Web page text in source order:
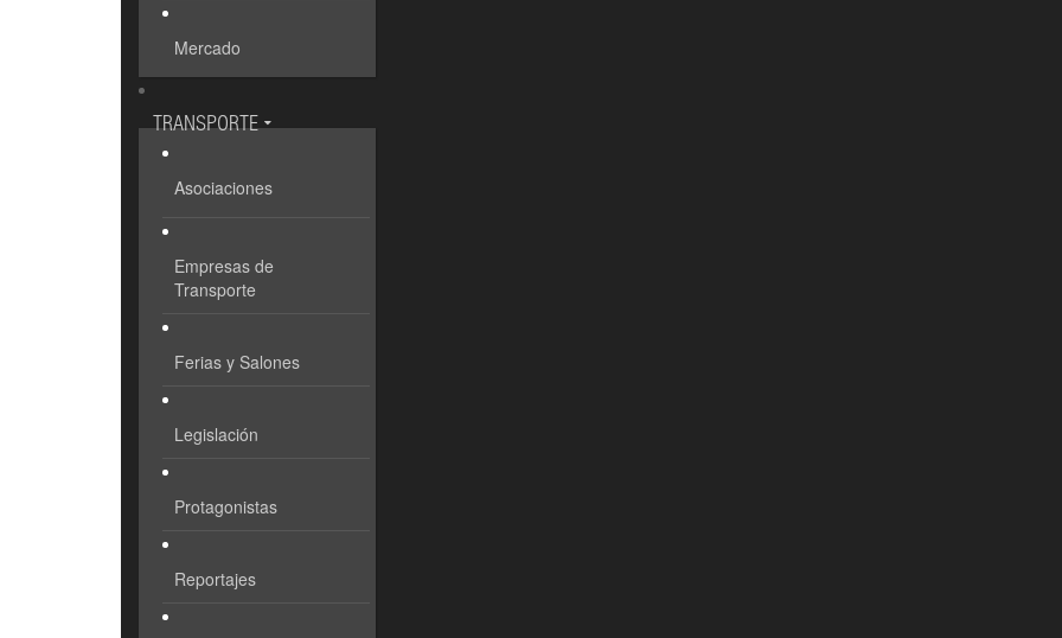
Mercado
TRANSPORTE
Asociaciones
Empresas de
Transporte
Ferias y Salones
Legislación
Protagonistas
Reportajes